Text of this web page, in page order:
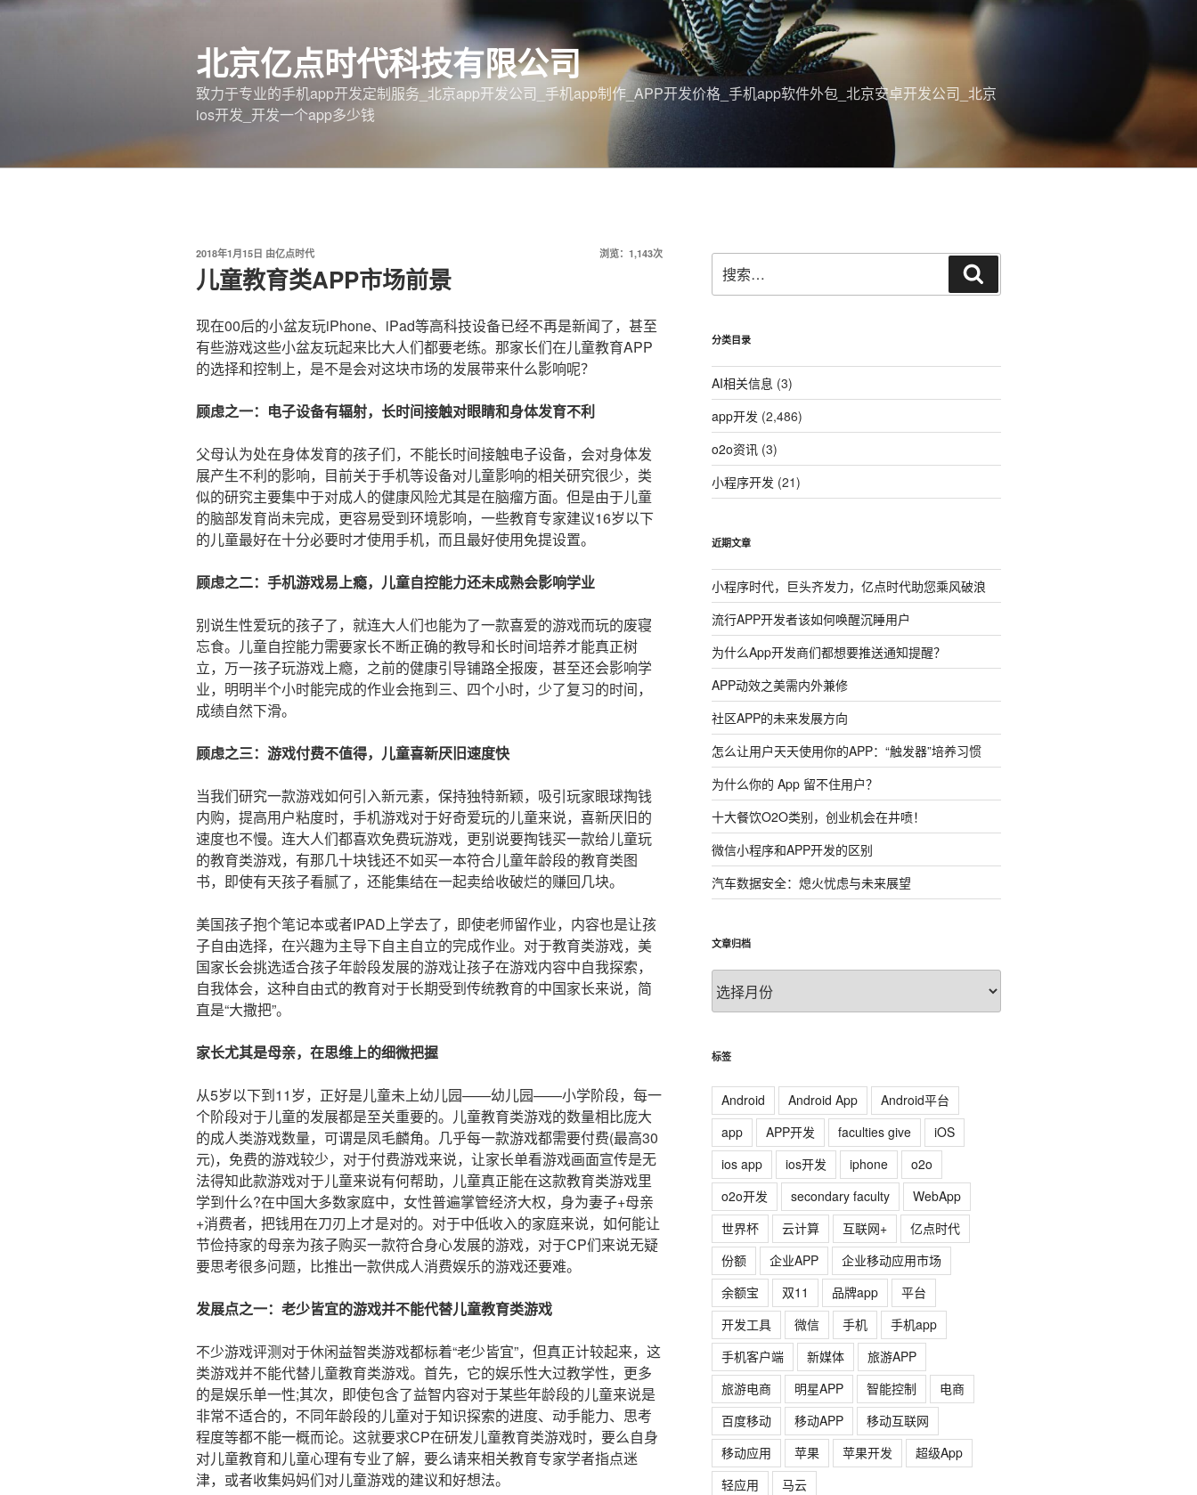
跳
北京亿点时代科技有限公司
致力于专业的手机app开发定制服务_北京app开发公司_手机app制作_APP开发价格_手机app软件外包_北京安卓开发公司_北京
ios开发_开发一个app多少钱
发
布
于
2018年1月15日 由亿点时代 浏览：1,143次
儿童教育类APP市场前景
现在00后的小盆友玩iPhone、iPad等高科技设备已经不再是新闻了，甚至
有些游戏这些小盆友玩起来比大人们都要老练。那家长们在儿童教育APP
的选择和控制上，是不是会对这块市场的发展带来什么影响呢？
顾虑之一：电子设备有辐射，长时间接触对眼睛和身体发育不利
父母认为处在身体发育的孩子们，不能长时间接触电子设备，会对身体发
展产生不利的影响，目前关于手机等设备对儿童影响的相关研究很少，类
似的研究主要集中于对成人的健康风险尤其是在脑瘤方面。但是由于儿童
的脑部发育尚未完成，更容易受到环境影响，一些教育专家建议16岁以下
的儿童最好在十分必要时才使用手机，而且最好使用免提设置。
顾虑之二：手机游戏易上瘾，儿童自控能力还未成熟会影响学业
别说生性爱玩的孩子了，就连大人们也能为了一款喜爱的游戏而玩的废寝
忘食。儿童自控能力需要家长不断正确的教导和长时间培养才能真正树
立，万一孩子玩游戏上瘾，之前的健康引导铺路全报废，甚至还会影响学
业，明明半个小时能完成的作业会拖到三、四个小时，少了复习的时间，
成绩自然下滑。
顾虑之三：游戏付费不值得，儿童喜新厌旧速度快
当我们研究一款游戏如何引入新元素，保持独特新颖，吸引玩家眼球掏钱
内购，提高用户粘度时，手机游戏对于好奇爱玩的儿童来说，喜新厌旧的
速度也不慢。连大人们都喜欢免费玩游戏，更别说要掏钱买一款给儿童玩
的教育类游戏，有那几十块钱还不如买一本符合儿童年龄段的教育类图
书，即使有天孩子看腻了，还能集结在一起卖给收破烂的赚回几块。
美国孩子抱个笔记本或者IPAD上学去了，即使老师留作业，内容也是让孩
子自由选择，在兴趣为主导下自主自立的完成作业。对于教育类游戏，美
国家长会挑选适合孩子年龄段发展的游戏让孩子在游戏内容中自我探索，
自我体会，这种自由式的教育对于长期受到传统教育的中国家长来说，简
直是“大撒把”。
家长尤其是母亲，在思维上的细微把握
从5岁以下到11岁，正好是儿童未上幼儿园——幼儿园——小学阶段，每一
个阶段对于儿童的发展都是至关重要的。儿童教育类游戏的数量相比庞大
的成人类游戏数量，可谓是凤毛麟角。几乎每一款游戏都需要付费(最高30
元)，免费的游戏较少，对于付费游戏来说，让家长单看游戏画面宣传是无
法得知此款游戏对于儿童来说有何帮助，儿童真正能在这款教育类游戏里
学到什么?在中国大多数家庭中，女性普遍掌管经济大权，身为妻子+母亲
+消费者，把钱用在刀刃上才是对的。对于中低收入的家庭来说，如何能让
节俭持家的母亲为孩子购买一款符合身心发展的游戏，对于CP们来说无疑
要思考很多问题，比推出一款供成人消费娱乐的游戏还要难。
发展点之一：老少皆宜的游戏并不能代替儿童教育类游戏
不少游戏评测对于休闲益智类游戏都标着“老少皆宜”，但真正计较起来，这
类游戏并不能代替儿童教育类游戏。首先，它的娱乐性大过教学性，更多
的是娱乐单一性;其次，即使包含了益智内容对于某些年龄段的儿童来说是
非常不适合的，不同年龄段的儿童对于知识探索的进度、动手能力、思考
程度等都不能一概而论。这就要求CP在研发儿童教育类游戏时，要么自身
对儿童教育和儿童心理有专业了解，要么请来相关教育专家学者指点迷
津，或者收集妈妈们对儿童游戏的建议和好想法。
索：
索
分类目录
AI相关信息 (3)
app开发 (2,486)
o2o资讯(3)
小程序开发 (21)
近期文章
小程序时代，巨头齐发力，亿点时代助您乘风破浪
流行APP开发者该如何唤醒沉睡用户
为什么App开发商们都想要推送通知提醒？
APP动效之美需内外兼修
社区APP的未来发展方向
怎么让用户天天使用你的APP：“触发器”培养习惯
为什么你的 App 留不住用户？
十大餐饮O2O类别，创业机会在井喷！
微信小程序和APP开发的区别
汽车数据安全：熄火忧虑与未来展望
文章归档
章
标签
Android Android App
Android平台
app
APP开发 faculties give
iOS
ios app
ios开发 iphone
o2o
o2o开发
secondary faculty
WebApp
世界杯
云计算 互联网+
亿点时代
份额
企业APP
企业移动应用市场
余额宝
双11 品牌app
平台
开发工具
微信 手机
手机app
手机客户端
新媒体
旅游APP
旅游电商
明星APP 智能控制
电商
百度移动
移动APP
移动互联网
移动应用
苹果 苹果开发
超级App
轻应用
马云